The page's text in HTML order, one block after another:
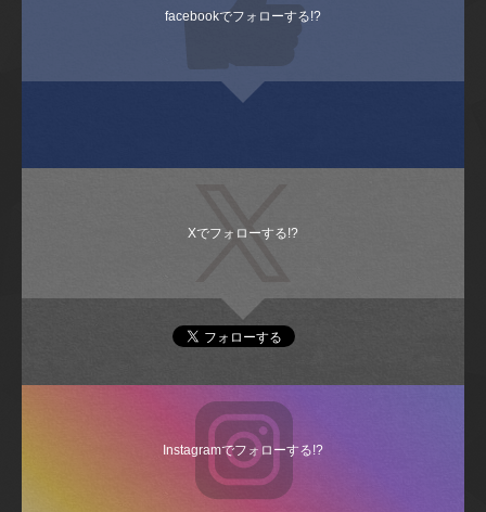
facebookでフォローする!?
Xでフォローする!?
Instagramでフォローする!?